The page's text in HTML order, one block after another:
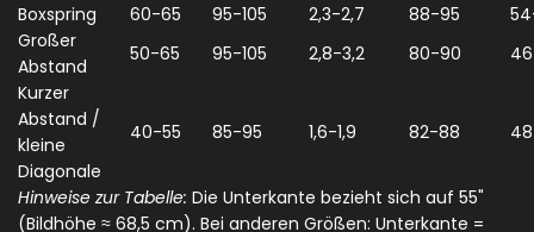
Boxspring
60-65 95-105 2,3-2,7 88-95
Großer
Abstand
50-65 95-105 2,8-3,2 80-90
Kurzer
Abstand /
kleine
Diagonale
40-55 85-95 1,6-1,9 82-88
Hinweise zur Tabelle: Die Unterkante bezieht sich auf 55"
(Bildhöhe ≈ 68,5 cm). Bei anderen Größen: Unterkante =